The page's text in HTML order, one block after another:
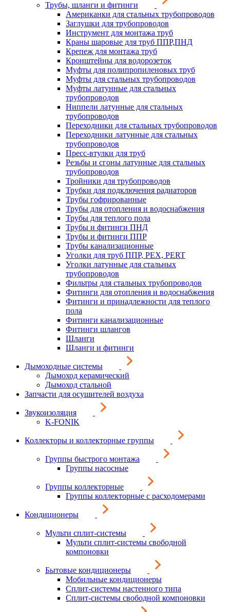
Трубы, шланги и фитинги
Американки для стальных трубопроводов
Заглушки для трубопроводов
Инструмент для монтажа труб
Краны шаровые для труб ППР,ПНД
Крепеж для монтажа труб
Кронштейны для водорозеток
Муфты для полипропиленовых труб
Муфты для стальных трубопроводов
Муфты латунные для стальных
трубопроводов
Ниппели латунные для стальных
трубопроводов
Переходники для стальных трубопроводов
Переходники латунные для стальных
трубопроводов
Пресс-втулки для труб
Резьбы и сгоны латунные для стальных
трубопроводов
Тройники для трубопроводов
Трубки для подключения радиаторов
Трубы гофрированные
Трубы для отопления и водоснабжения
Трубы для теплого пола
Трубы и фитинги ПНД
Трубы и фитинги ППР
Трубы канализационные
Уголки для труб ППР, PEX, PERT
Уголки латунные для стальных
трубопроводов
Фильтры для стальных трубопроводов
Фитинги для отопления и водоснабжения
Фитинги и принадлежности для теплого
пола
Фитинги канализационные
Фитинги шлангов
Шланги
Шланги и фитинги
Дымоходные системы
Дымоход керамический
Дымоход стальной
Запчасти для осушителей воздуха
Звукоизоляция
K-FONIK
Коллекторы и коллекторные группы
Группы быстрого монтажа
Группы насосные
Группы коллекторные
Группы коллекторные с расходомерами
Кондиционеры
Мульти сплит-системы
Мульти сплит-системы свободной
компоновки
Бытовые кондиционеры
Мобильные кондиционеры
Сплит-системы настенного типа
Сплит-системы свободной компоновки